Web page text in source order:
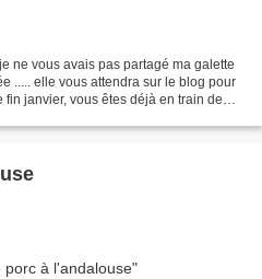
ne vous avais pas partagé ma galette
..... elle vous attendra sur le blog pour
fin janvier, vous êtes déjà en train de